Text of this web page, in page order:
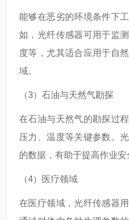
能够在恶劣的环境条件下
如，光纤传感器可用于监
度等，尤其适合应用于自
域。
（3）石油与天然气勘探
在石油与天然气的勘探过
压力、温度等关键参数。
的数据，有助于提高作业
（4）医疗领域
在医疗领域，光纤传感器